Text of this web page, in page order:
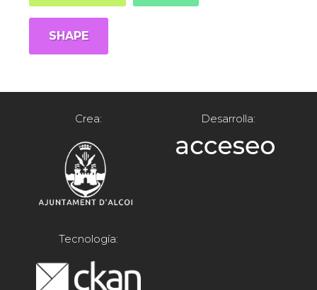
SHAPE
Crea: Desarrolla:
Tecnología: